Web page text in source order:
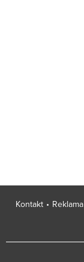
Kontakt Reklama